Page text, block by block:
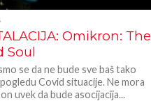
Omikron: The
Soul
se da ne bude sve baš tako
Covid situacije. Ne mora
uvek da bude asocijacija...